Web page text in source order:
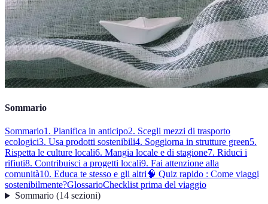
Sommario
Sommario1. Pianifica in anticipo2. Scegli mezzi di trasporto
ecologici3. Usa prodotti sostenibili4. Soggiorna in strutture green5.
Rispetta le culture locali6. Mangia locale e di stagione7. Riduci i
rifiuti8. Contribuisci a progetti locali9. Fai attenzione alla
comunità10. Educa te stesso e gli altri🧠 Quiz rapido : Come viaggi
sostenibilmente?GlossarioChecklist prima del viaggio
Sommario(14 sezioni)